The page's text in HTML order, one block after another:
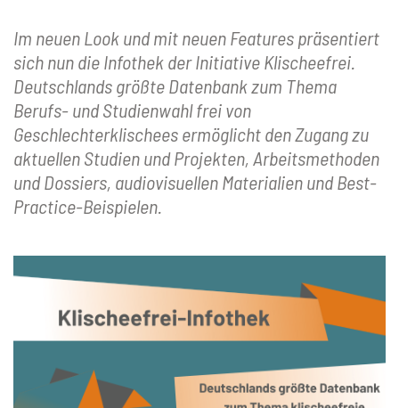
Im neuen Look und mit neuen Features präsentiert
sich nun die Infothek der Initiative Klischeefrei.
Deutschlands größte Datenbank zum Thema
Berufs- und Studienwahl frei von
Geschlechterklischees ermöglicht den Zugang zu
aktuellen Studien und Projekten, Arbeitsmethoden
und Dossiers, audiovisuellen Materialien und Best-
Practice-Beispielen.